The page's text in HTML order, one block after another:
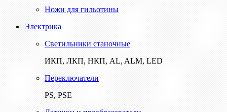
Ножи для гильотины
Электрика
Светильники станочные
ИКП, ЛКП, НКП, AL, ALM, LED
Переключатели
PS, PSE